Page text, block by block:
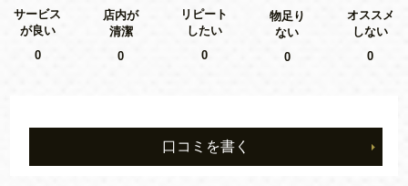
サービス
が良い
0
店内が
清潔
0
リピート
したい
0
物足り
ない
0
オススメ
しない
0
口コミを書く